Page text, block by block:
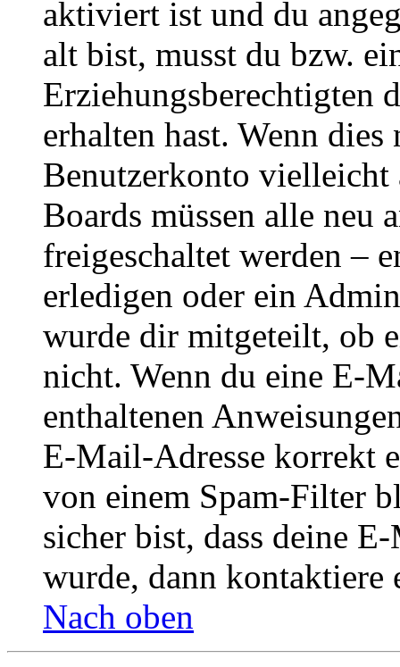
aktiviert ist und du
alt bist, musst du bzw.
Erziehungsberechtigten
erhalten hast. Wenn
Benutzerkonto
Boards müssen alle neu
freigeschaltet werden –
erledigen oder ein
wurde dir mitgeteilt, ob
nicht. Wenn du eine E-
enthaltenen
E-Mail-Adresse korrekt
von einem Spam-Filter
sicher bist, dass deine
wurde, dann kontaktiere
Nach oben